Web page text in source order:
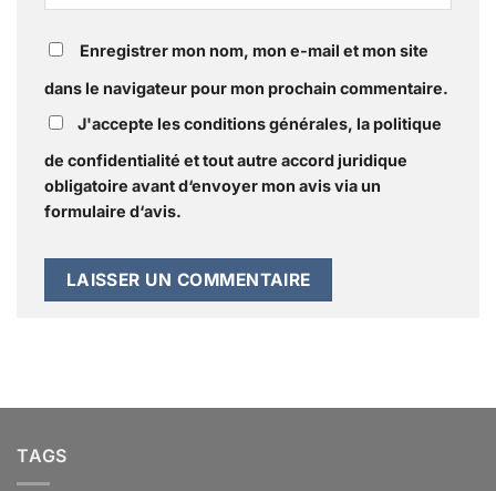
Enregistrer mon nom, mon e-mail et mon site
dans le navigateur pour mon prochain commentaire.
J'accepte les conditions générales, la politique
de confidentialité et tout autre accord juridique
obligatoire avant d‘envoyer mon avis via un
formulaire d‘avis.
TAGS